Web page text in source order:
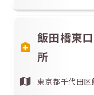
飯田橋東
所
東京都千代田